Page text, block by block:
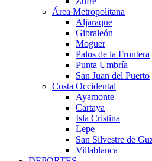
Área Metropolitana
Aljaraque
Gibraleón
Moguer
Palos de la Frontera
Punta Umbría
San Juan del Puerto
Costa Occidental
Ayamonte
Cartaya
Isla Cristina
Lepe
San Silvestre de
Villablanca